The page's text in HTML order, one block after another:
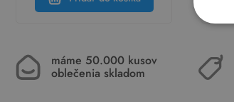
máme 50.000 kusov
oblečenia skladom